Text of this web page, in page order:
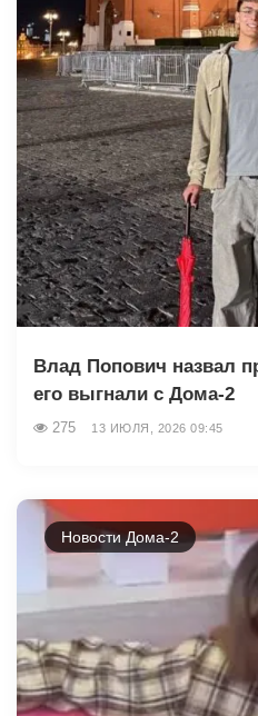
Влад Попович назвал
его выгнали с Дома-2
275 13 ИЮЛЯ, 2026 09:45
Новости Дома-2